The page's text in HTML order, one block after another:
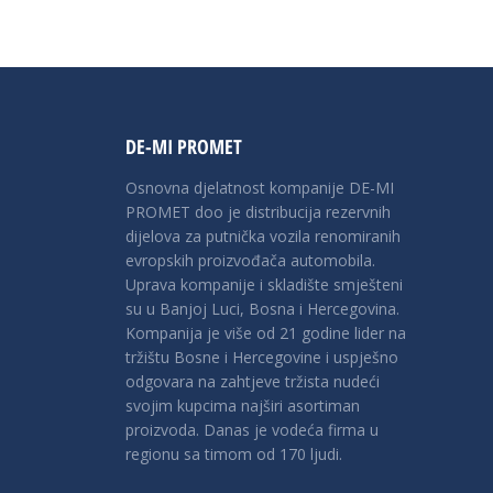
DE-MI PROMET
Osnovna djelatnost kompanije DE-MI
PROMET doo je distribucija rezervnih
dijelova za putnička vozila renomiranih
evropskih proizvođača automobila.
Uprava kompanije i skladište smješteni
su u Banjoj Luci, Bosna i Hercegovina.
Kompanija je više od 21 godine lider na
tržištu Bosne i Hercegovine i uspješno
odgovara na zahtjeve tržista nudeći
svojim kupcima najširi asortiman
proizvoda. Danas je vodeća firma u
regionu sa timom od 170 ljudi.